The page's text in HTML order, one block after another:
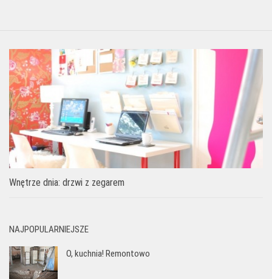
Wnętrze dnia: drzwi z zegarem
NAJPOPULARNIEJSZE
O, kuchnia! Remontowo